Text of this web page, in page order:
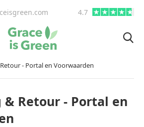
Op werkdagen voor 16:00
4.7
- Portal en Voorwaarden
& Retour - Portal en